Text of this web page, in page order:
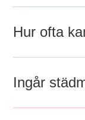
Hur ofta
Ingår